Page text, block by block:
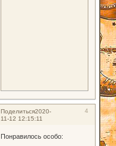
Поделиться 4
2020-
11-12 12:15:11
Понравилось особо: